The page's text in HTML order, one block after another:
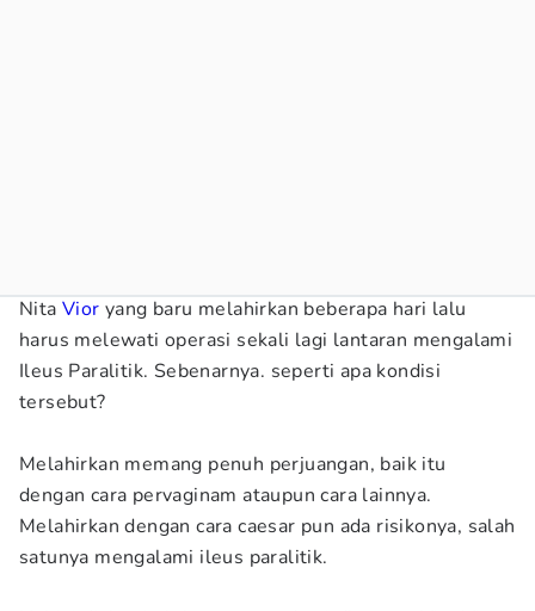
Nita Vior yang baru melahirkan beberapa hari lalu
harus melewati operasi sekali lagi lantaran mengalami
Ileus Paralitik. Sebenarnya. seperti apa kondisi
tersebut?
Melahirkan memang penuh perjuangan, baik itu
dengan cara pervaginam ataupun cara lainnya.
Melahirkan dengan cara caesar pun ada risikonya, salah
satunya mengalami ileus paralitik.